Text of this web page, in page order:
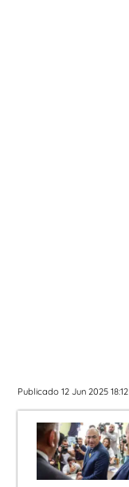
Publicado 12 Jun 2025 18:12